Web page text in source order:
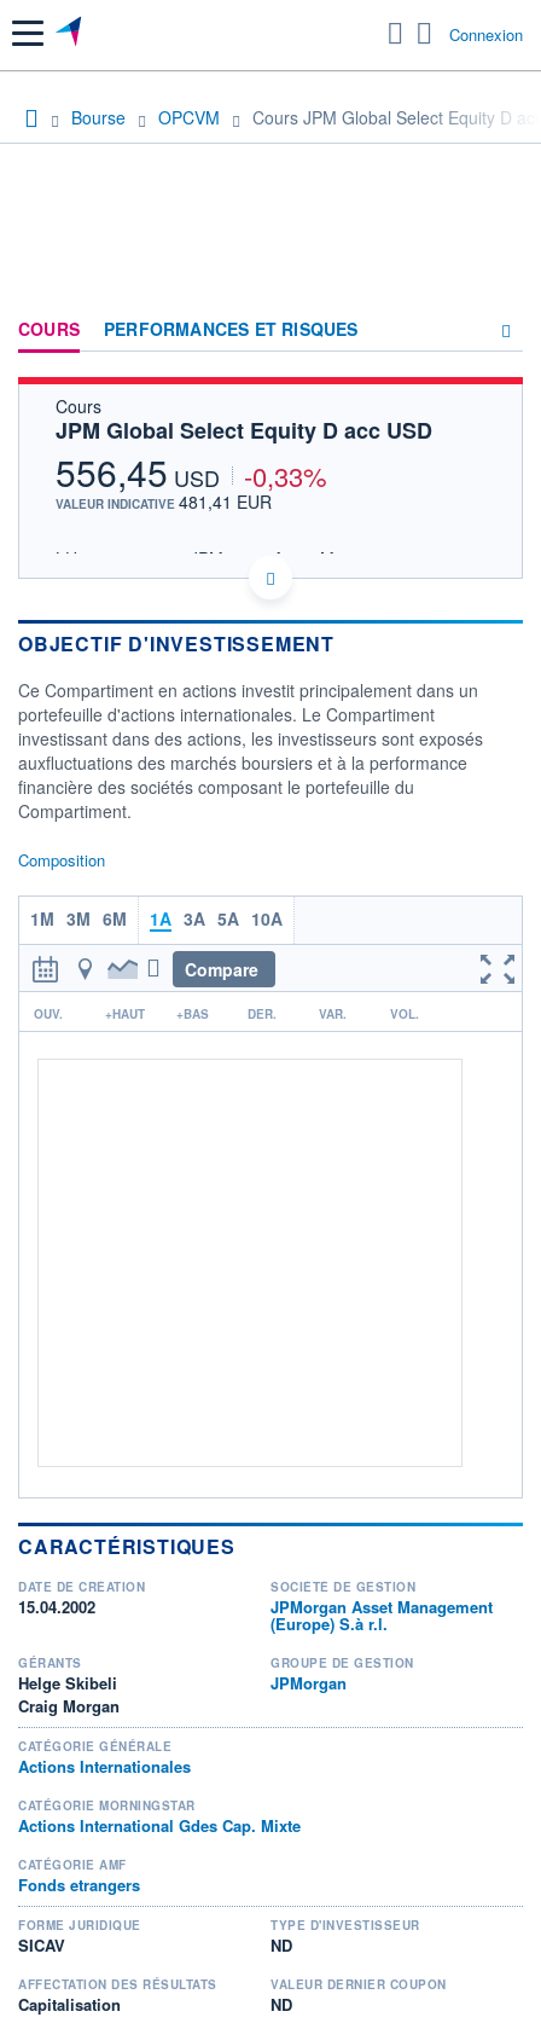
Menu Connexion
Bourse OPCVM Cours JPM Global Select Equity D
COURS PERFORMANCES ET RISQUES
Cours
JPM Global Select Equity D acc USD
556,45 USD -0,33%
VALEUR INDICATIVE 481,41 EUR
LU0115085028 - JPMorgan Asset Management
(Europe) S.à r.l.
Consulter le prospectus / DIC
600
CATÉGORIE MORNINGSTAR
Actions International Gdes
Cap. Mixte
FONDS PARTENAIRES
TARIFS PRIVILÉGIÉS 0%
ÉLIGIBILITÉ
PEA PEA-PME BOURSOVIE LUX
BOURSOVIE
CTO BUSINESS
OBJECTIF D'INVESTISSEMENT
Ce Compartiment en actions investit principalement dans un
portefeuille d'actions internationales. Le Compartiment
investissant dans des actions, les investisseurs sont exposés
auxfluctuations des marchés boursiers et à la performance
financière des sociétés composant le portefeuille du
Compartiment.
Composition
1M 3M 6M 1A 3A 5A 10A
Compare
r
OUV. +HAUT +BAS DER. VAR. VOL.
CARACTÉRISTIQUES
DATE DE CRÉATION
15.04.2002
SOCIÉTÉ DE GESTION
JPMorgan Asset Management
(Europe) S.à r.l.
GÉRANTS
Helge Skibeli
Craig Morgan
GROUPE DE GESTION
JPMorgan
CATÉGORIE GÉNÉRALE
Actions Internationales
CATÉGORIE MORNINGSTAR
Actions International Gdes Cap. Mixte
CATÉGORIE AMF
Fonds etrangers
FORME JURIDIQUE
SICAV
TYPE D'INVESTISSEUR
ND
AFFECTATION DES RÉSULTATS
Capitalisation
VALEUR DERNIER COUPON
ND